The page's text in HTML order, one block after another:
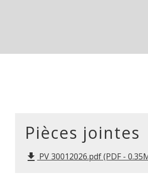
Pièces jointes
file_download PV 30012026.pdf (PDF -